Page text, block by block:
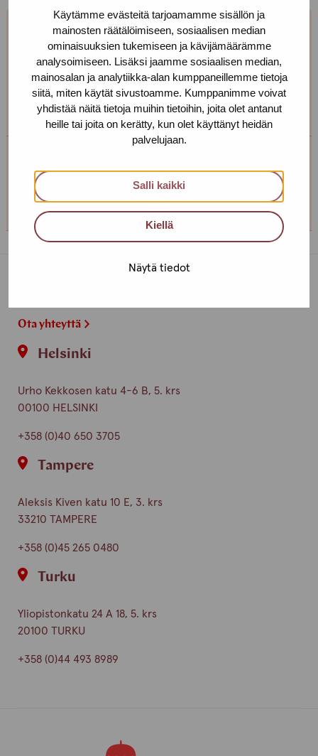
Käytämme evästeitä tarjoamamme sisällön ja
mainosten räätälöimiseen, sosiaalisen median
ominaisuuksien tukemiseen ja kävijämäärämme
analysoimiseen. Lisäksi jaamme sosiaalisen median,
mainosalan ja analytiikka-alan kumppaneillemme tietoja
siitä, miten käytät sivustoamme. Kumppanimme voivat
yhdistää näitä tietoja muihin tietoihin, joita olet antanut
heille tai joita on kerätty, kun olet käyttänyt heidän
palvelujaan.
Salli kaikki
Kiellä
Näytä tiedot
Jos et pääse paikalle, mutta haluaisit
tavata, niin ota yhteyttä!
Voimme sopia sinulle sopivan ajan ja paikan!
Tampereen toimipiste
+358 (0)45 265 0480
Ota yhteyttä
Helsinki
Urho Kekkosen katu 4-6 B, 5. krs
00100 HELSINKI
+358 (0)40 650 3705
Tampere
Aleksis Kiven katu 10 E, 3. krs
33210 TAMPERE
+358 (0)45 265 0480
Turku
Yliopistonkatu 24 A 18, 5. krs
20100 TURKU
+358 (0)44 493 8989